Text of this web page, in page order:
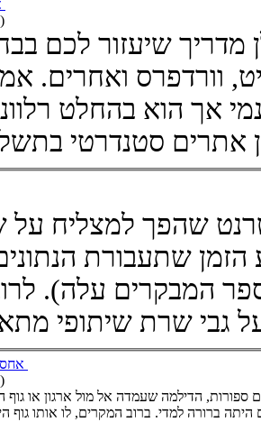
(כתבות/אחסון אתרים)
וורדפרס ואחרים.
אך הוא בהחלט
אתרים
שהפך למצליח על
הזמן שתעבורת
המבקרים עלה).
(כתבות/אחסון אתרים)